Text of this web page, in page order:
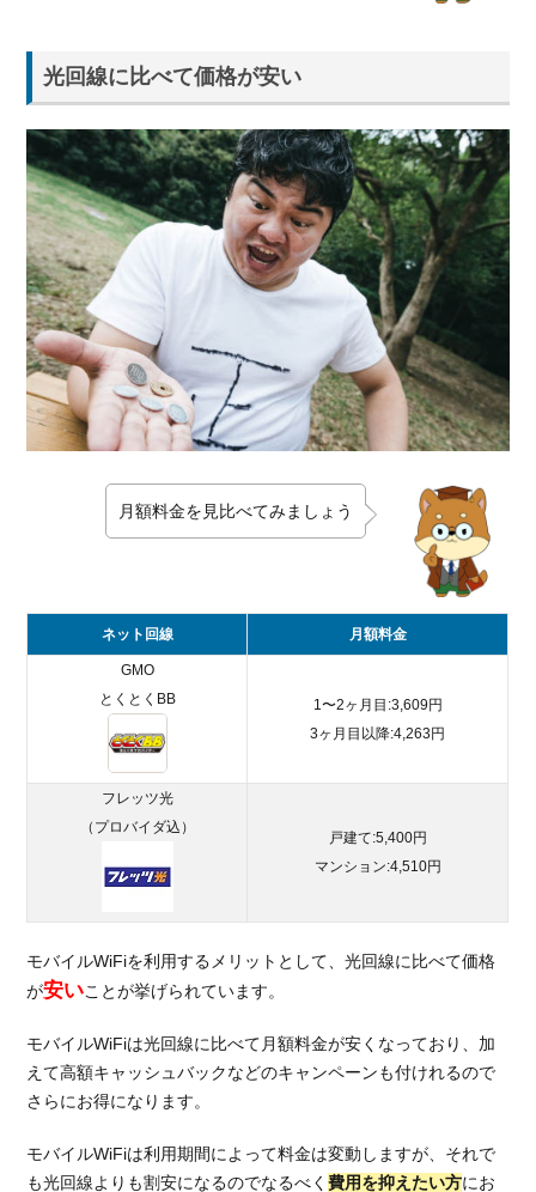
も高
速の
ター
ネッ
トが
使え
る
2.
モバ
イル
WiFi
を価
格で
選ぶ
すめす
る理由
2.1.1.
理由①
月額料
金が安
い
2.1.2.
モバイ
最速
2.1.3.
通信エ
リアが
広い
WiMAX
光回線に比べて価格が安い
月額料金を見比べてみましょう
ネット回線 月額料金
GMO
とくとくBB
1〜2ヶ月目:3,609円
3ヶ月目以降:4,263円
フレッツ光
（プロバイダ込）
戸建て:5,400円
マンション:4,510円
モバイルWiFiを利用するメリットとして、光回線に比べて価格
が安いことが挙げられています。
モバイルWiFiは光回線に比べて月額料金が安くなっており、加
えて高額キャッシュバックなどのキャンペーンも付けれるので
さらにお得になります。
モバイルWiFiは利用期間によって料金は変動しますが、それで
も光回線よりも割安になるのでなるべく費用を抑えたい方にお